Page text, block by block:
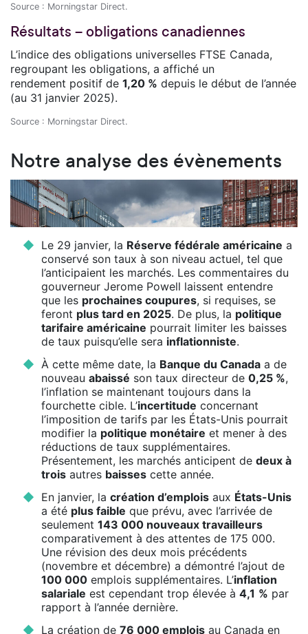
Source : Morningstar Direct.
Résultats – obligations canadiennes
L’indice des obligations universelles FTSE Canada,
regroupant les obligations, a affiché un
rendement positif de 1,20 % depuis le début de l’année
(au 31 janvier 2025).
Source : Morningstar Direct.
Notre analyse des évènements
Le 29 janvier, la Réserve fédérale américaine a
conservé son taux à son niveau actuel, tel que
l’anticipaient les marchés. Les commentaires du
gouverneur Jerome Powell laissent entendre
que les prochaines coupures, si requises, se
feront plus tard en 2025. De plus, la politique
tarifaire américaine pourrait limiter les baisses
de taux puisqu’elle sera inflationniste.
À cette même date, la Banque du Canadaa de
nouveau abaissé son taux directeur de 0,25 %,
l’inflation se maintenant toujours dans la
fourchette cible. L’incertitude concernant
l’imposition de tarifs par les États-Unis pourrait
modifier la politique monétaire et mener à des
réductions de taux supplémentaires.
Présentement, les marchés anticipent de deux à
troisautres baissescette année.
En janvier, la création d’emploisaux États-Unis
a été plus faible que prévu, avec l’arrivée de
seulement 143 000 nouveaux travailleurs
comparativement à des attentes de 175 000.
Une révision des deux mois précédents
(novembre et décembre) a démontré l’ajout de
100 000emplois supplémentaires. L’inflation
salariale est cependant trop élevée à 4,1 % par
rapport à l’année dernière.
La création de 76 000 emploisau Canada en